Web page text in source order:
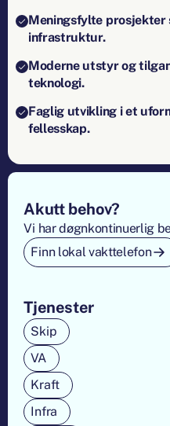
Meningsfylte prosjekter
infrastruktur.
Moderne utstyr og
teknologi.
Faglig utvikling i et
fellesskap.
Footer
Tjenester
Skip
VA
Kraft
Infra
Akutt behov?
Vi har døgnkontinuerlig
Finn lokal vakttelefon